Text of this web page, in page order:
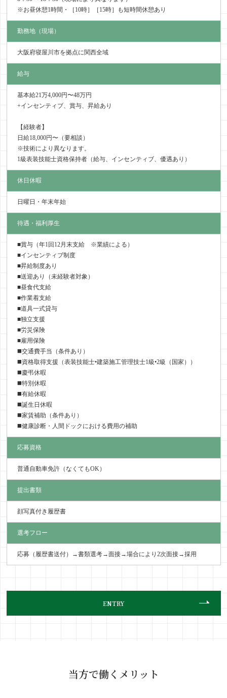
※お昼休憩1時間・［10時］［15時］も短時間休憩あり
勤務地（現場）
大阪府寝屋川市を拠点に関西全域
給与
基本給21万4,000円〜48万円
+インセンティブ、賞与、昇給あり
【経験者】
日給18,000円〜（要相談）
※技術により異なります。
1級表装技能士資格保持者（給与、インセンティブ、優遇あり）
休日休暇
日曜日・年末年始
待遇・福利厚生
■賞与（年1回12月末支給 ※業績による）
■インセンティブ制度
■昇給制度あり
■送迎あり（未経験者対象）
■昼食代支給
■作業着支給
■道具一式貸与
■独立支援
■労災保険
■雇用保険
◼️交通費手当（条件あり）
◼️資格取得支援（表装技能士•建築施工管理技士1級•2級（国家））
◼️慶弔休暇
◼️特別休暇
◼️有給休暇
◼️誕生日休暇
◼️家賃補助（条件あり）
◼️健康診断・人間ドックにおける費用の補助
応募資格
普通自動車免許（なくてもOK）
提出書類
顔写真付き履歴書
選考フロー
応募（履歴書送付）→書類選考→面接→場合により2次面接→採用
ENTRY
当方で働くメリット